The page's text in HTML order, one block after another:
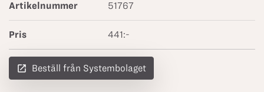
Artikelnummer 51767
Pris 441:-
launch Beställ från Systembolaget